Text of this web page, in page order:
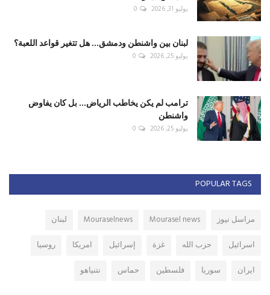
يوليو 31, 2026 0
لبنان بين واشنطن ودمشق... هل تتغير قواعد اللعبة؟
يوليو 25, 2026 0
ترامب لم يكن يخاطب الرياض... بل كان يفاوض
واشنطن
يوليو 25, 2026 0
POPULAR TAGS
مراسل نيوز Mourasel news
Mouraselnews
لبنان
اسرائيل
حزب الله غزة إسرائيل امريكا
روسيا
ايران
سوريا فلسطين حماس نتنياهو